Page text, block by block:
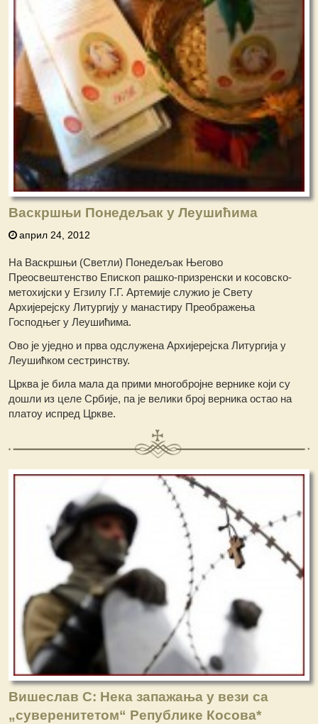
Васкршњи Понедељак у Леушићима
април 24, 2012
На Васкршњи (Светли) Понедељак Његово
Преосвештенство Епископ рашко-призренски и косовско-
метохијски у Егзилу Г.Г. Артемије служио је Свету
Архијерејску Литургију у манастиру Преображења
Господњег у Леушићима.
Ово је уједно и прва одслужена Архијерејска Литургија у
Леушићком сестринству.
Црква је била мала да прими многобројне вернике који су
дошли из целе Србије, па је велики број верника остао на
платоу испред Цркве.
Вишеслав С: Нека запажања у вези са
„суверенитетом“ Републике Косова*